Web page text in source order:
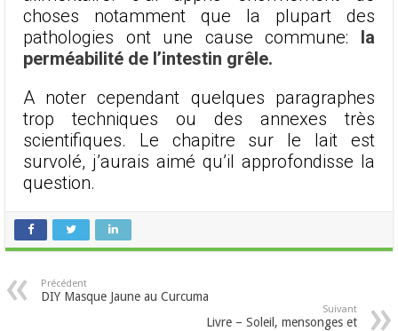
choses notamment que la plupart des
pathologies ont une cause commune: la
perméabilité de l’intestin grêle.
A noter cependant quelques paragraphes
trop techniques ou des annexes très
scientifiques. Le chapitre sur le lait est
survolé, j’aurais aimé qu’il approfondisse la
question.
Précédent
DIY Masque Jaune au Curcuma
Suivant
Livre – Soleil, mensonges et